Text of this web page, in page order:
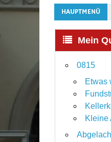
HAUPTMENÜ
Mein
0815
Etwas
Kleine